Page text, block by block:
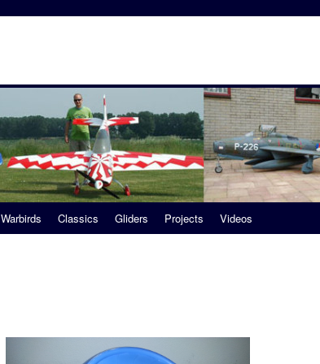
Warbirds Classics Gliders Projects Videos